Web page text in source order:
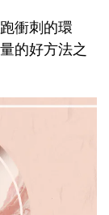
衝刺的環
的好方法之